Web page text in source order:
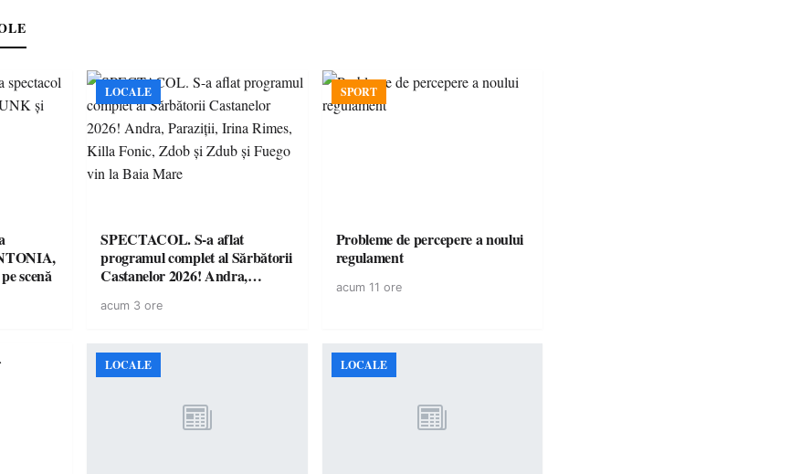
scenă
LOCALE
SPECTACOL. S-a aflat
programul complet al Sărbătorii
Castanelor 2026! Andra,
Fonic, Zdob și Zdub și Fuego
acum 3 ore
SPORT
Probleme de percepere a noului
regulament
acum 11 ore
LOCALE LOCALE